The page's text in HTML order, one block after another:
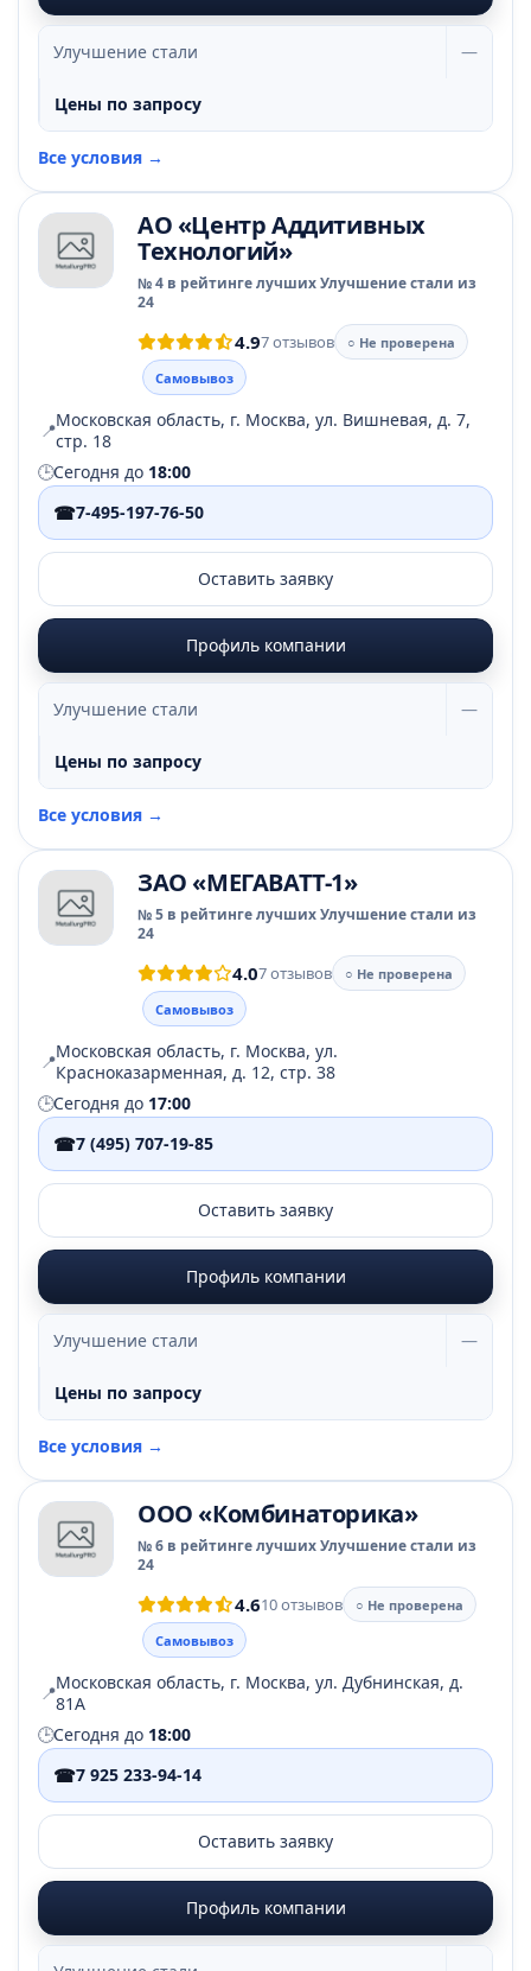
Улучшение стали —
Цены по запросу
Все условия →
АО «Центр Аддитивных
Технологий»
№ 4 в рейтинге лучших Улучшение стали из
24
4.97 отзывов
○ Не проверена
Самовывоз
📍Московская область, г. Москва, ул. Вишневая, д. 7,
стр. 18
🕒Сегодня до 18:00
☎7-495-197-76-50
Оставить заявку
Профиль компании
Улучшение стали —
Цены по запросу
Все условия →
ЗАО «МЕГАВАТТ-1»
№ 5 в рейтинге лучших Улучшение стали из
24
4.07 отзывов
○ Не проверена
Самовывоз
📍Московская область, г. Москва, ул.
Красноказарменная, д. 12, стр. 38
🕒Сегодня до 17:00
☎7 (495) 707-19-85
Оставить заявку
Профиль компании
Улучшение стали —
Цены по запросу
Все условия →
ООО «Комбинаторика»
№ 6 в рейтинге лучших Улучшение стали из
24
4.610 отзывов
○ Не проверена
Самовывоз
📍Московская область, г. Москва, ул. Дубнинская, д.
81А
🕒Сегодня до 18:00
☎7 925 233-94-14
Оставить заявку
Профиль компании